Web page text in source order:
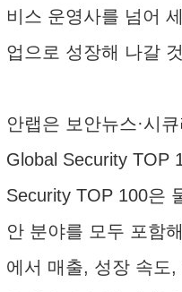
비스 운영사를 넘어
업으로 성장해 나갈
안랩은 보안뉴스·시
Global Security TOP
Security TOP 100은
안 분야를 모두 포함
에서 매출, 성장 속도